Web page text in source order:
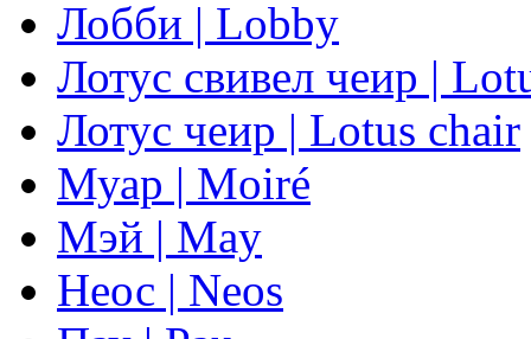
Лобби | Lobby
Лотус свивел чеир |
Лотус чеир | Lotus chair
Муар | Moiré
Мэй | May
Неос | Neos